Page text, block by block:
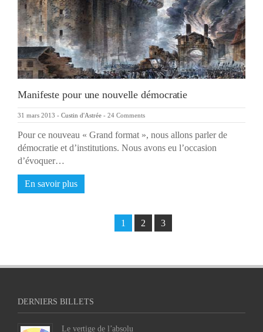
Manifeste pour une nouvelle démocratie
31 mars 2013 - Custin d'Astrée - 24 Comments
Pour ce nouveau « Grand format », nous allons parler de
démocratie et d’institutions. Nous avons eu l’occasion
d’évoquer…
En savoir plus
1 2 3
DERNIERS BILLETS
Le vertige de l’absolu